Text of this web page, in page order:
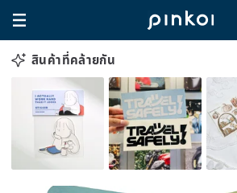
สินค้าที่คล้ายกัน